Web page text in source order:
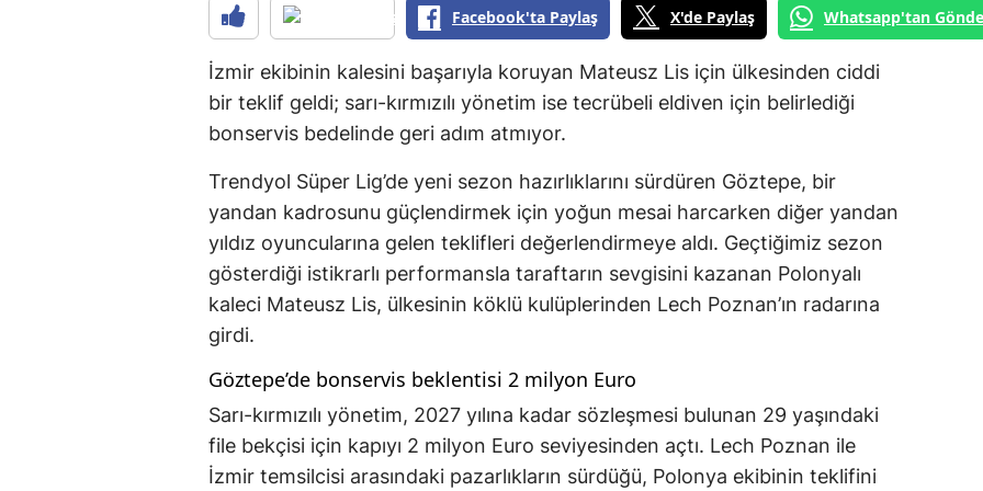
Facebook'ta Paylaş X'de Paylaş Whatsapp'tan
İzmir ekibinin kalesini başarıyla koruyan Mateusz Lis için ülkesinden ciddi
bir teklif geldi; sarı-kırmızılı yönetim ise tecrübeli eldiven için belirlediği
bonservis bedelinde geri adım atmıyor.
Trendyol Süper Lig’de yeni sezon hazırlıklarını sürdüren Göztepe, bir
yandan kadrosunu güçlendirmek için yoğun mesai harcarken diğer yandan
yıldız oyuncularına gelen teklifleri değerlendirmeye aldı. Geçtiğimiz sezon
gösterdiği istikrarlı performansla taraftarın sevgisini kazanan Polonyalı
kaleci Mateusz Lis, ülkesinin köklü kulüplerinden Lech Poznan’ın radarına
girdi.
Göztepe’de bonservis beklentisi 2 milyon Euro
Sarı-kırmızılı yönetim, 2027 yılına kadar sözleşmesi bulunan 29 yaşındaki
file bekçisi için kapıyı 2 milyon Euro seviyesinden açtı. Lech Poznan ile
İzmir temsilcisi arasındaki pazarlıkların sürdüğü, Polonya ekibinin teklifini